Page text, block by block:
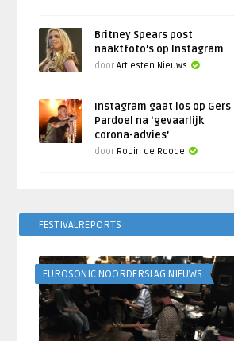
Britney Spears post
naaktfoto’s op Instagram
doorArtiesten Nieuws
Instagram gaat los op Gers
Pardoel na ‘gevaarlijk
corona-advies’
door Robin de Roode
FESTIVALREPORTS
EUROSONIC NOORDERSLAG NIEUWS